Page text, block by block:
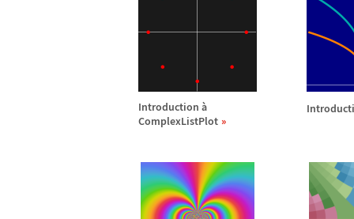
Introduction à
ComplexListPlot